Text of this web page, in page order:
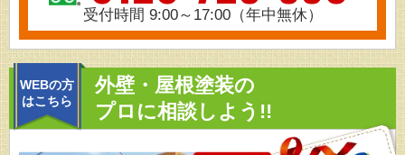
受付時間 9:00～17:00（年中無休）
WEBの方
はこちら
外壁・屋根塗装の
プロに相談しよう!!